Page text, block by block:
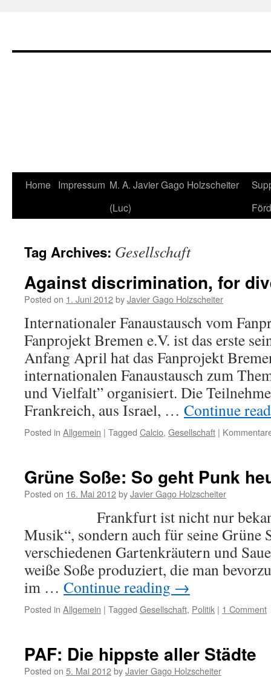
Skip
Home Impressum M. A. Javier Gago Holzscheiter
(Luc)
Tag Archives: Gesellschaft
Against discrimination, for
Posted on 1. Juni 2012byJavier Gago Holzscheiter
Internationaler Fanaustausch vom
Fanprojekt Bremen e.V. ist das erste
Anfang April hat das Fanprojekt
internationalen Fanaustausch zum
und Vielfalt” organisiert. Die
Frankreich, aus Israel, … Continue
Posted in Allgemein | Tagged Calcio, Gesellschaft |
Grüne Soße: So geht Punk
Posted on 16. Mai 2012byJavier Gago Holzscheiter
Frankfurt ist nicht nur bekannt
Musik“, sondern auch für seine Grüne
verschiedenen Gartenkräutern und
weiße Soße produziert, die man
im … Continue reading →
Posted in Allgemein | Tagged Gesellschaft, Politik | 1 Comment
PAF: Die hippste aller Städte
Posted on 5. Mai 2012byJavier Gago Holzscheiter